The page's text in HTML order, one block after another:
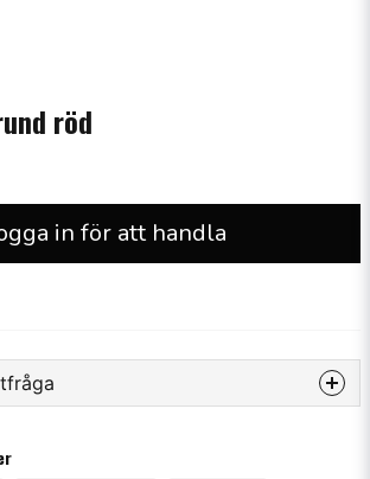
röd
in för att handla
om denna produkten...